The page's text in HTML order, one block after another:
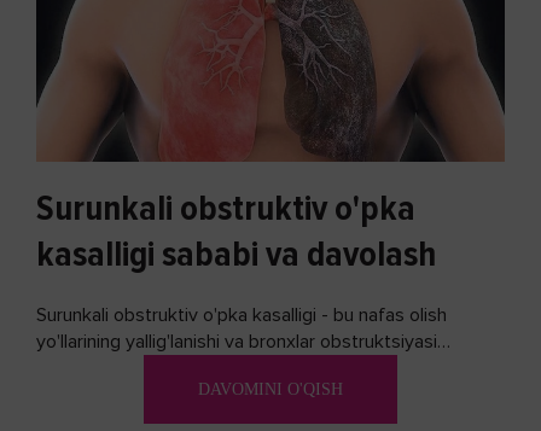
Surunkali obstruktiv o'pka
kasalligi sababi va davolash
Surunkali obstruktiv o'pka kasalligi - bu nafas olish
yo'llarining yallig'lanishi va bronxlar obstruktsiyasi
DAVOMINI O'QISH